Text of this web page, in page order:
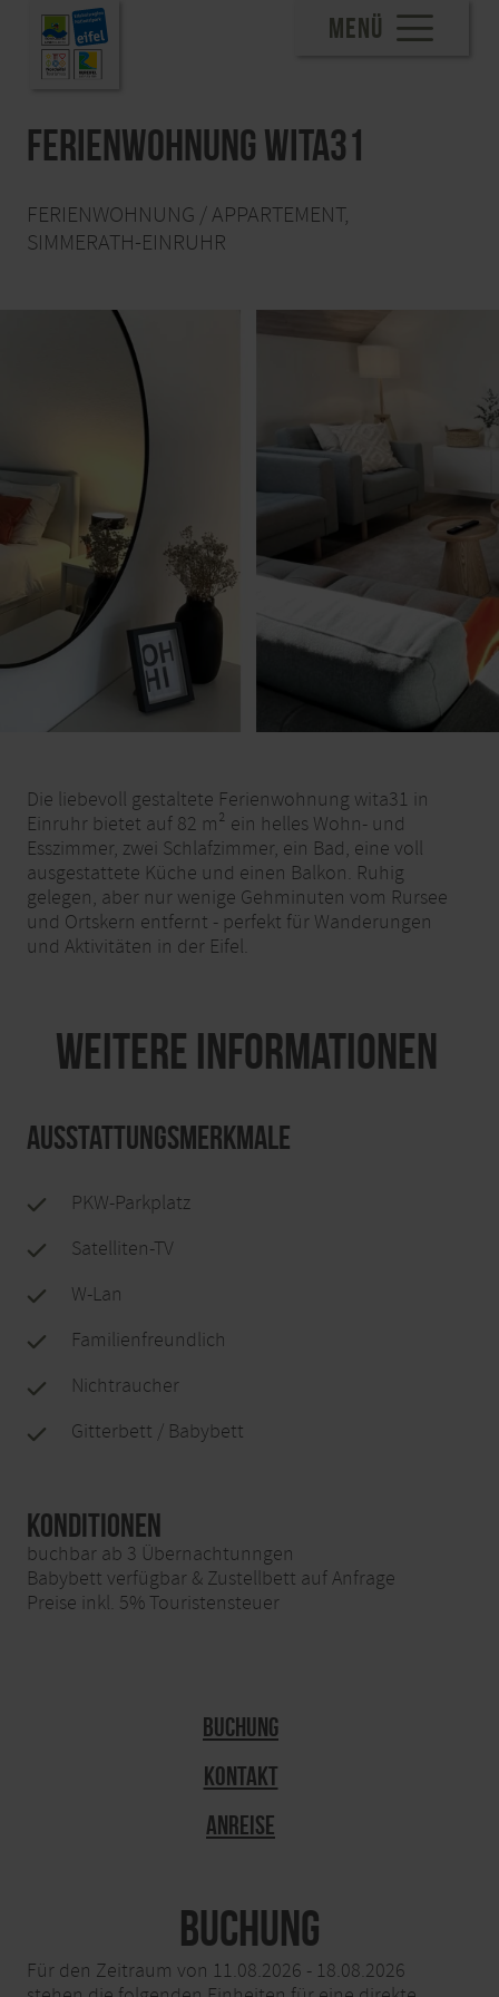
MENÜ
Ferienwohnung wita31
FERIENWOHNUNG / APPARTEMENT,
SIMMERATH-EINRUHR
Die liebevoll gestaltete Ferienwohnung wita31 in
Einruhr bietet auf 82 m² ein helles Wohn- und
Esszimmer, zwei Schlafzimmer, ein Bad, eine voll
ausgestattete Küche und einen Balkon. Ruhig
gelegen, aber nur wenige Gehminuten vom Rursee
und Ortskern entfernt - perfekt für Wanderungen
und Aktivitäten in der Eifel.
Weitere Informationen
Ausstattungsmerkmale
PKW-Parkplatz
Satelliten-TV
W-Lan
Familienfreundlich
Nichtraucher
Gitterbett / Babybett
Konditionen
buchbar ab 3 Übernachtunngen
Babybett verfügbar & Zustellbett auf Anfrage
Preise inkl. 5% Touristensteuer
Buchung
Kontakt
Anreise
Buchung
Für den Zeitraum von 11.08.2026 - 18.08.2026